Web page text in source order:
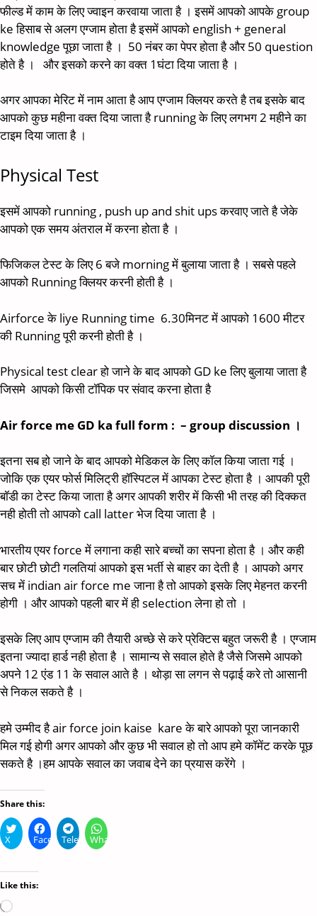
फील्ड में काम के लिए ज्वाइन करवाया जाता है । इसमें आपको आपके group
ke हिसाब से अलग एग्जाम होता है इसमें आपको english + general
knowledge पूछा जाता है । 50 नंबर का पेपर होता है और 50 question
होते है । और इसको करने का वक्त 1घंटा दिया जाता है ।
अगर आपका मेरिट में नाम आता है आप एग्जाम क्लियर करते है तब इसके बाद
आपको कुछ महीना वक्त दिया जाता है running के लिए लगभग 2 महीने का
टाइम दिया जाता है ।
Physical Test
इसमें आपको running , push up and shit ups करवाए जाते है जेके
आपको एक समय अंतराल में करना होता है ।
फिजिकल टेस्ट के लिए 6 बजे morning में बुलाया जाता है । सबसे पहले
आपको Running क्लियर करनी होती है ।
Airforce के liye Running time 6.30मिनट में आपको 1600 मीटर
की Running पूरी करनी होती है ।
Physical test clear हो जाने के बाद आपको GD ke लिए बुलाया जाता है
जिसमे आपको किसी टॉपिक पर संवाद करना होता है
Air force me GD ka full form : – group discussion ।
इतना सब हो जाने के बाद आपको मेडिकल के लिए कॉल किया जाता गई ।
जोकि एक एयर फोर्स मिलिट्री हॉस्पिटल में आपका टेस्ट होता है । आपकी पूरी
बॉडी का टेस्ट किया जाता है अगर आपकी शरीर में किसी भी तरह की दिक्कत
नही होती तो आपको call latter भेज दिया जाता है ।
भारतीय एयर force में लगाना कही सारे बच्चों का सपना होता है । और कही
बार छोटी छोटी गलतियां आपको इस भर्ती से बाहर का देती है । आपको अगर
सच में indian air force me जाना है तो आपको इसके लिए मेहनत करनी
होगी । और आपको पहली बार में ही selection लेना हो तो ।
इसके लिए आप एग्जाम की तैयारी अच्छे से करे प्रेक्टिस बहुत जरूरी है । एग्जाम
इतना ज्यादा हार्ड नही होता है । सामान्य से सवाल होते है जैसे जिसमे आपको
अपने 12 एंड 11 के सवाल आते है । थोड़ा सा लगन से पढ़ाई करे तो आसानी
से निकल सकते है ।
हमे उम्मीद है air force join kaise kare के बारे आपको पूरा जानकारी
मिल गई होगी अगर आपको और कुछ भी सवाल हो तो आप हमे कॉमेंट करके पूछ
सकते है ।हम आपके सवाल का जवाब देने का प्रयास करेंगे ।
Share this:
X FacebookTelegramWhatsApp
Like this:
Loading…